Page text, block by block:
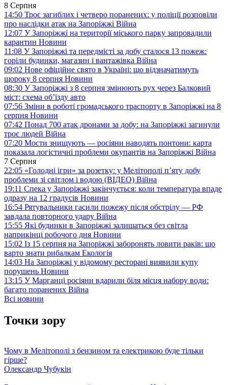
8 Серпня
14:50 Троє загиблих і четверо поранених: у поліції розповіли
про наслідки атак на Запоріжжі Війна
12:07 У Запоріжжі на території міського парку запровадили
карантин Новини
11:08 У Запоріжжі та передмісті за добу сталося 13 пожеж:
горіли будинки, магазин і вантажівка Війна
09:02 Нове офіційне свято в Україні: що відзначатимуть
щороку 8 серпня Новини
08:30 У Запоріжжі з 8 серпня змінюють рух через Балковий
міст: схема об’їзду авто
07:56 Зміни в роботі громадського траспорту в Запоріжжі на 8
серпня Новини
07:42 Понад 700 атак дронами за добу: на Запоріжжі загинули
троє людей Війна
07:20 Мости знищують — росіяни наводять понтони: карта
показала логістичні проблеми окупантів на Запоріжжі Війна
7 Серпня
22:05 «Голодні ігри» за розетку: у Мелітополі п’яту добу
проблеми зі світлом і водою (ВІДЕО) Війна
19:11 Спека у Запоріжжі закінчується: коли температура впаде
одразу на 12 градусів Новини
16:54 Рятувальники гасили пожежу після обстрілу — РФ
завдала повторного удару Війна
15:55 Які будинки в Запоріжжі залишаться без світла
наприкінці робочого дня Новини
15:02 Із 15 серпня на Запоріжжі заборонять ловити раків: що
варто знати рибалкам Екологія
14:03 На Запоріжжі у відомому ресторані виявили купу
порушень Новини
13:15 У Марганці росіяни вдарили біля місця набору води:
багато поранених Війна
Всі новини
Точки зору
Чому в Мелітополі з бензином та електрикою буде тільки
гірше?
Олександр Чубукін